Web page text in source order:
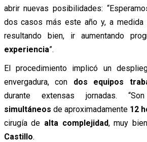
abrir nuevas posibilidades:
dos casos más este año y, a medida
resultando bien, ir aumentando
experiencia”.
El procedimiento implicó un
envergadura, con dos equipos
durante extensas jornadas.
simultáneos de aproximadamente 12
cirugía de alta complejidad, muy
Castillo.